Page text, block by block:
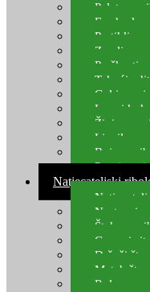
Pelete za
Feeder
Partikli za
Zemlja za
Praškasti
Tekući
Gel i
Lovni
Živi
Ljepilo za
Boje za
Provjereni
Natjecateljski
Nastavci
Šteke za
Gume i
Držači
Match
Role za